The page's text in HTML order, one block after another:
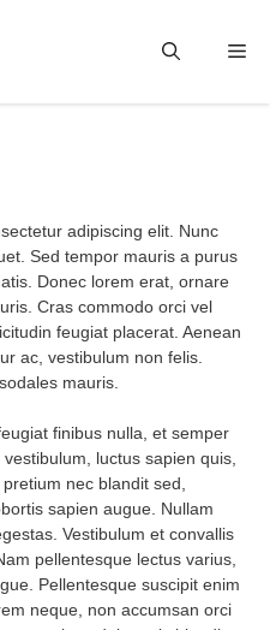
adipiscing elit. Nunc
Sed tempor mauris a purus
Donec lorem erat, ornare
Cras commodo orci vel
feugiat placerat. Aenean
ac, vestibulum non felis.
mauris.
finibus nulla, et semper
luctus sapien quis,
nec blandit sed,
sapien augue. Nullam
Vestibulum et convallis
pellentesque lectus varius,
Pellentesque suscipit enim
neque, non accumsan orci